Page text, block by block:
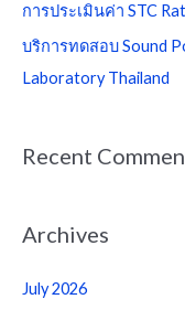
:
การประเมินค่า STC
บริการทดสอบ Sound
Laboratory Thailand
Recent
Archives
July 2026